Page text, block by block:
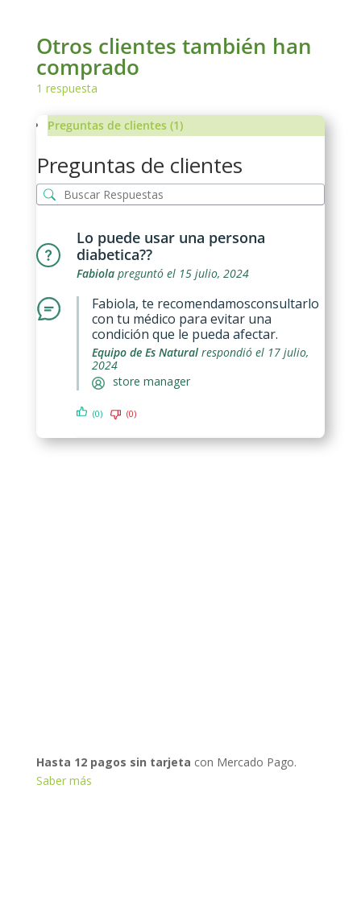
Otros clientes también han
comprado
1 respuesta
Preguntas de clientes (1)
Preguntas de clientes
Lo puede usar una persona
diabetica??
Fabiolapreguntó el 15 julio, 2024
Fabiola, te recomendamosconsultarlo
con tu médico para evitar una
condición que le pueda afectar.
Equipo de Es Naturalrespondió el 17 julio,
2024
store manager
(0) (0)
Hasta 12 pagos sin tarjeta con Mercado Pago.
Saber más